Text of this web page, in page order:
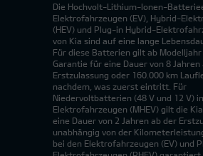
Die Hochvolt-Lithium-Ionen-
Elektrofahrzeugen (EV), Hybrid-
(HEV) und Plug-in Hybrid-
von Kia sind auf eine lange
Für diese Batterien gilt ab
Garantie für eine Dauer von 8 Jahren
Erstzulassung oder 160.000 km
nachdem, was zuerst eintritt. Für
Niedervoltbatterien (48 V und 12 V)
Elektrofahrzeugen (MHEV) gilt die
eine Dauer von 2 Jahren ab der
unabhängig von der
bei den Elektrofahrzeugen (EV) und